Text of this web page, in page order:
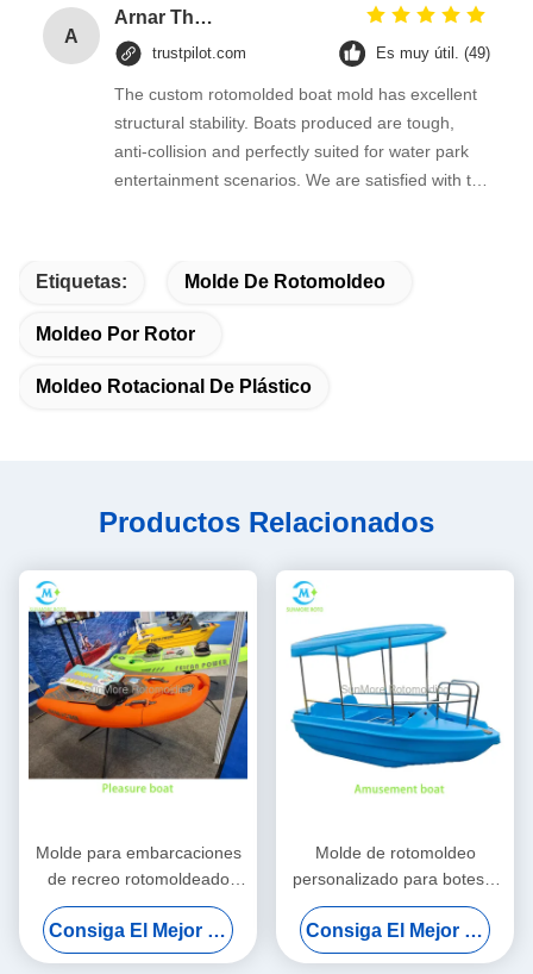
A
Arnar Thorsteinsson
trustpilot.com Es muy útil. (49)
The custom rotomolded boat mold has excellent
structural stability. Boats produced are tough,
anti-collision and perfectly suited for water park
entertainment scenarios. We are satisfied with the
Etiquetas: Molde De Rotomoldeo
Moldeo Por Rotor
Moldeo Rotacional De Plástico
Productos Relacionados
Molde para embarcaciones
de recreo rotomoldeado
personalizado de fábrica
SUNMORE para uso en
parques acuáticos y ocio
Consiga El Mejor Precio
Molde de rotomoldeo
personalizado para botes a
pedales de atracciones y
embarcaciones para
parques acuáticos de HDPE
Consiga El Mejor Precio